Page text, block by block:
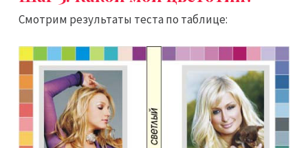
Смотрим результаты теста по таблице: